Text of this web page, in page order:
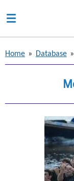
direct
naar
hoofdinhoud
Home » Database »